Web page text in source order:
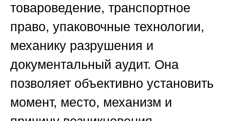
товароведение, транспортное
право, упаковочные технологии,
механику разрушения и
документальный аудит. Она
позволяет объективно установить
момент, место, механизм и